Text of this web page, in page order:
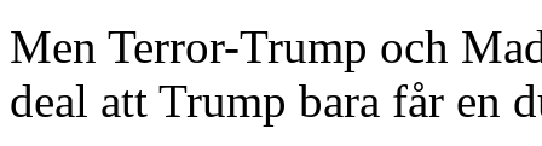
Men Terror-Trump och
deal att Trump bara får en